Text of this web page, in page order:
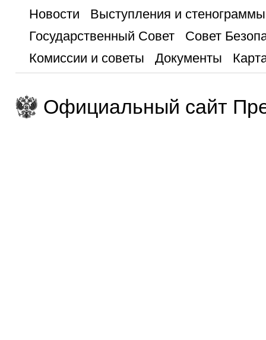
Новости
Выступления и стенограммы
Государственный Совет
Совет
Комиссии и советы
Документы
Официальный сайт